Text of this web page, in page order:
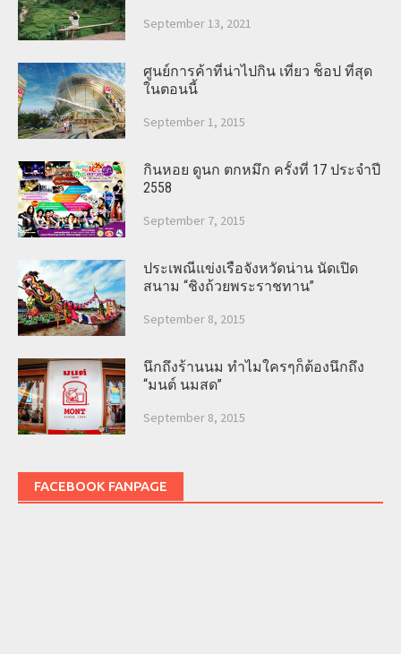
September 13, 2021
ศูนย์การค้าที่น่าไปกิน เที่ยว ช็อป ที่สุด
ในตอนนี้
September 1, 2015
กินหอย ดูนก ตกหมึก ครั้งที่ 17 ประจำปี
2558
September 7, 2015
ประเพณีแข่งเรือจังหวัดน่าน นัดเปิด
สนาม “ชิงถ้วยพระราชทาน”
September 8, 2015
นึกถึงร้านนม ทำไมใครๆก็ต้องนึกถึง
“มนต์ นมสด”
September 8, 2015
FACEBOOK FANPAGE